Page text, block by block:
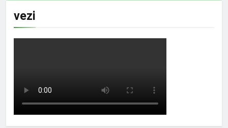
vezi